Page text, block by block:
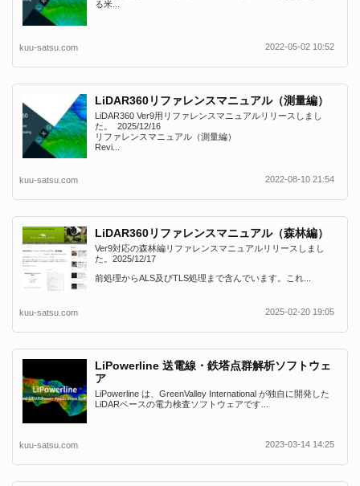
る米...
kuu-satsu.com 2022-05-02 10:52
LiDAR360リファレンスマニュアル（測量編）
LiDAR360 Ver9用リファレンスマニュアルリリースしまし
た。 2025/12/16
リファレンスマニュアル（測量編）
Revi...
kuu-satsu.com 2022-08-10 21:54
LiDAR360リファレンスマニュアル（森林編）
Ver9対応の森林編リファレンスマニュアルリリースしまし
た。2025/12/17
前処理からALS及びTLS処理まで含んでいます。これ...
kuu-satsu.com 2025-02-20 19:05
LiPowerline 送電線・鉄塔点群解析ソフトウェ
ア
LiPowerline は、GreenValley International が独自に開発した
LiDARベースの電力検査ソフトウェアです...
kuu-satsu.com 2023-03-14 14:25